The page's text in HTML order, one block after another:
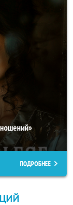
ПОДРОБНЕЕ